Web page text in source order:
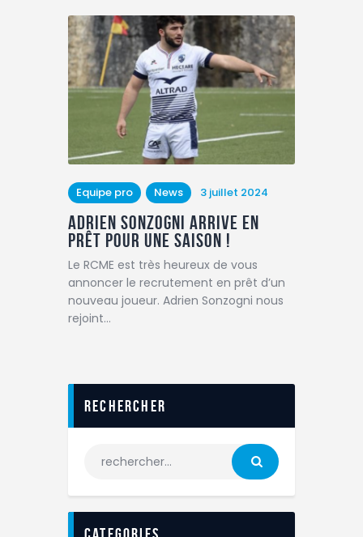
Equipe pro News 3 juillet 2024
Adrien Sonzogni arrive en
prêt pour une saison !
Le RCME est très heureux de vous
annoncer le recrutement en prêt d’un
nouveau joueur. Adrien Sonzogni nous
rejoint…
Rechercher